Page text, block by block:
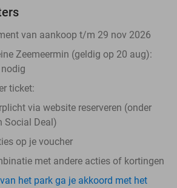
van aankoop t/m 29 nov 2026
Zeemeermin (geldig op 20 aug):
ticket:
via website reserveren (onder
Social Deal)
op je voucher
met andere acties of kortingen
het park ga je akkoord met het